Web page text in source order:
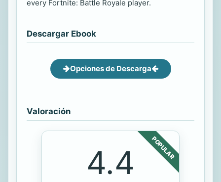
every Fortnite: Battle Royale player.
Descargar Ebook
Opciones de Descarga
Valoración
POPULAR
4.4